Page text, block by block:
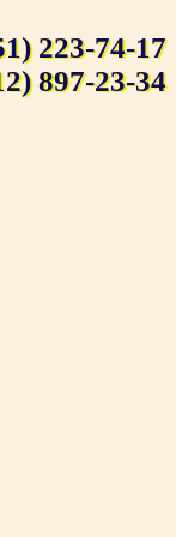
223-74-17
897-23-34